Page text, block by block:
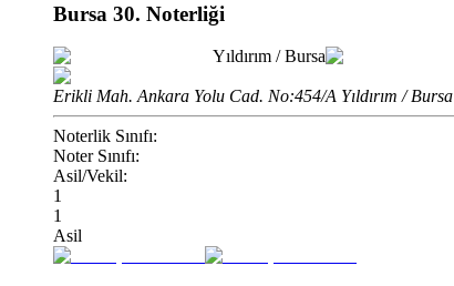
Bursa 30. Noterliği
Yıldırım /Bursa
Erikli Mah. Ankara Yolu Cad. No:454/A Yıldırım / Bursa
Noterlik Sınıfı:
Noter Sınıfı:
Asil/Vekil:
1
1
Asil